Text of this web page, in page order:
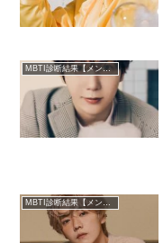
MBTI診断結果【メンバー・個人別】
MBTI診断結果【メンバー・個人別】